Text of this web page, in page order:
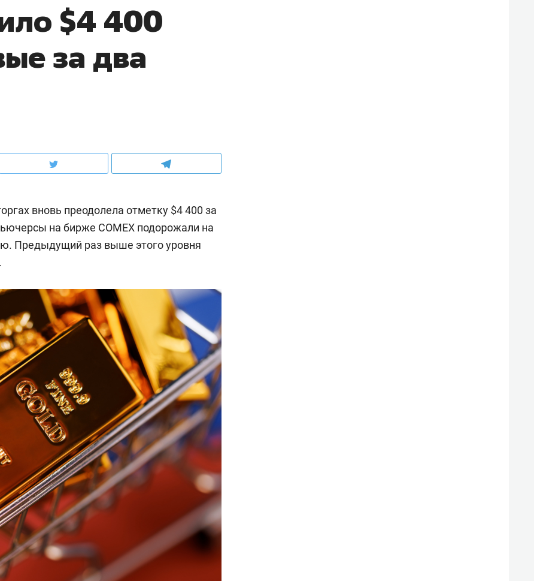
$4 400
за два
вновь преодолела отметку $4 400 за
на бирже COMEX подорожали на
Предыдущий раз выше этого уровня